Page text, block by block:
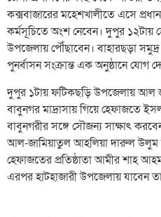
কক্সবাজারের মহেশখালীতে এসে
কর্মসূচিতে অংশ নেবেন। দুপুর ১২টায়
উপজেলায় পৌঁছাবেন। বাহারছড়া
পুনর্বাসন সংক্রান্ত এক অনুষ্ঠানে যোগ
দুপুর ১টায় ফটিকছড়ি উপজেলায় আল
বাবুনগর মাদ্রাসায় গিয়ে হেফাজতে
বাবুনগরীর সঙ্গে সৌজন্য সাক্ষাৎ
আল-জামিয়াতুল আহলিয়া দারুল উলুম
হেফাজতের প্রতিষ্ঠাতা আমীর শাহ
এরপর হাটহাজারী উপজেলায় যাবেন